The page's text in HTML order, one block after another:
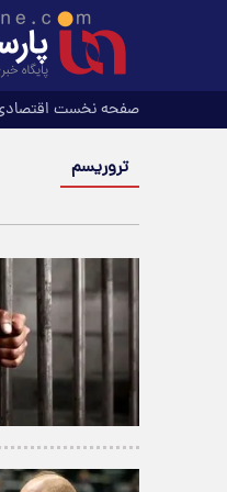
صفحه نخست
تروریسم